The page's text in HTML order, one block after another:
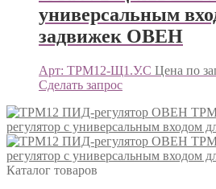
универсальным
задвижек ОВЕН
Арт: ТРМ12-Щ1.У.С Цена по
Сделать запрос
регулятор с универсальным входом
регулятор с универсальным входом
Каталог товаров